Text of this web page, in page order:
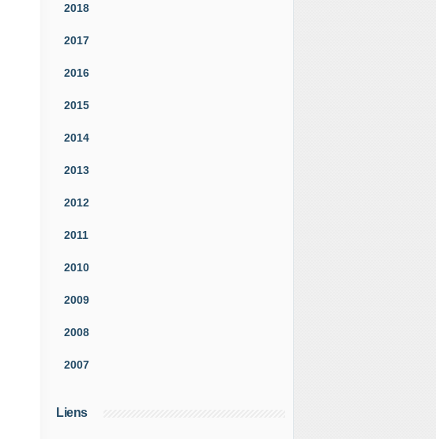
2018
2017
2016
2015
2014
2013
2012
2011
2010
2009
2008
2007
Liens